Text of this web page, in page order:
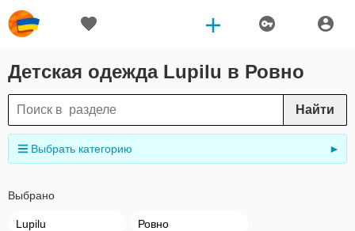
Детская одежда Lupilu в Ровно
Найти
Выбрать категорию ►
Выбрано
Lupilu Ровно